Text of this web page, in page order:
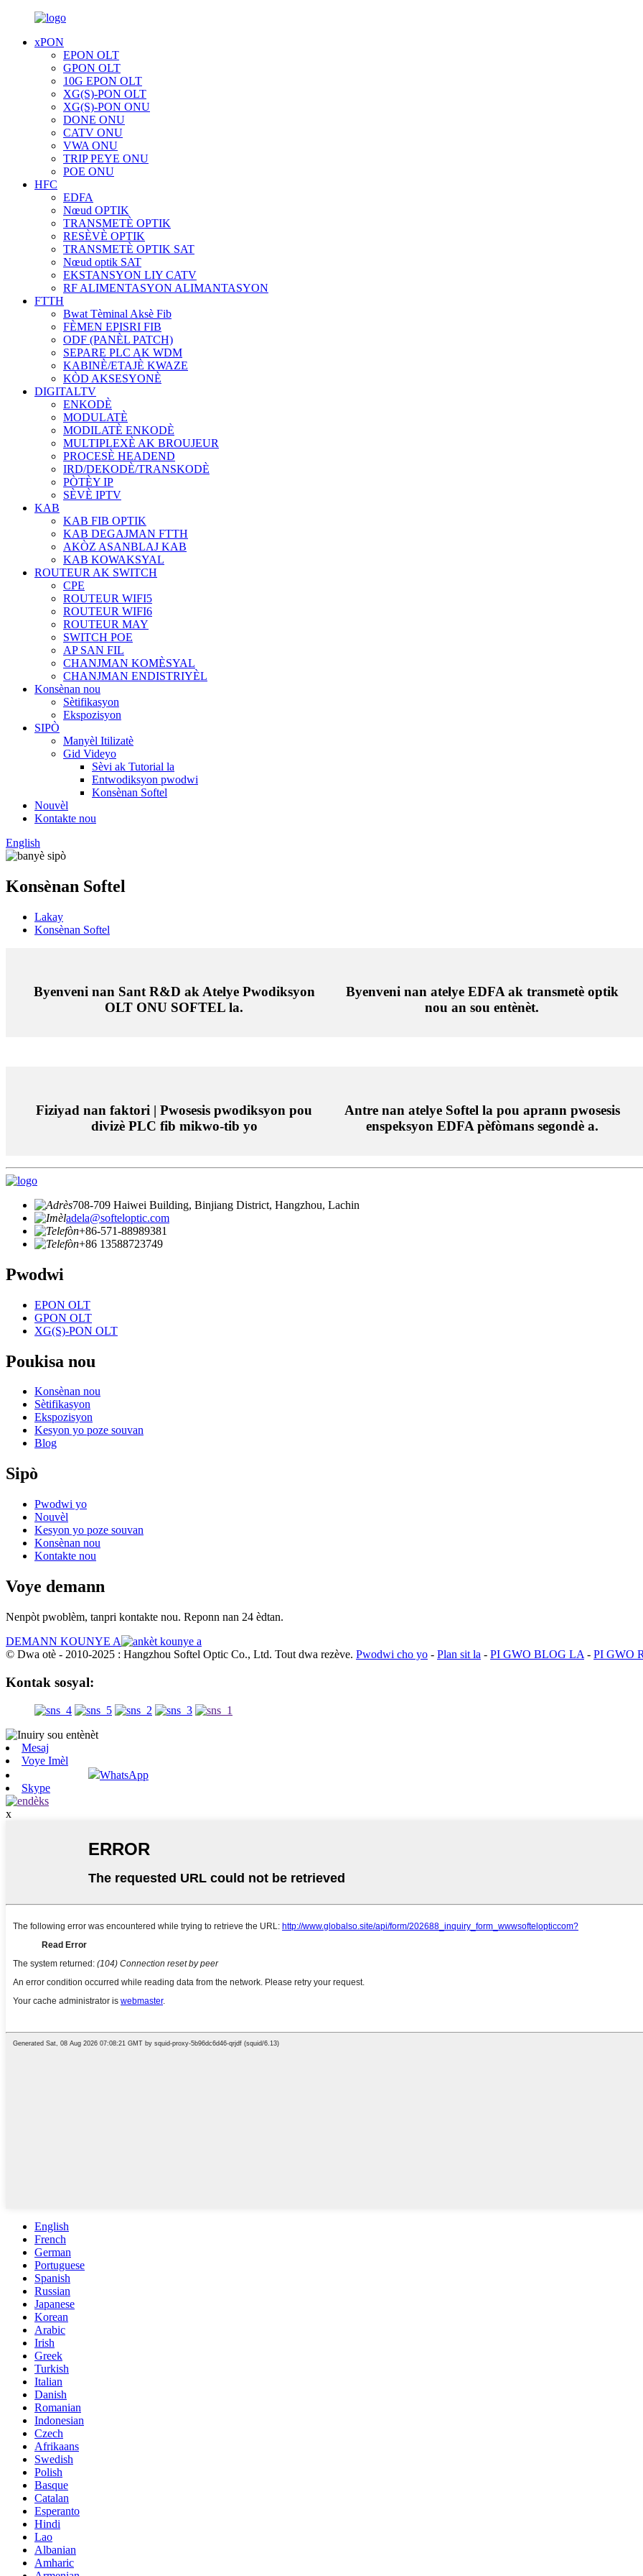
xPON
EPON OLT
GPON OLT
10G EPON OLT
XG(S)-PON OLT
XG(S)-PON ONU
DONE ONU
CATV ONU
VWA ONU
TRIP PEYE ONU
POE ONU
HFC
EDFA
Nœud OPTIK
TRANSMETÈ OPTIK
RESÈVÈ OPTIK
TRANSMETÈ OPTIK SAT
Nœud optik SAT
EKSTANSYON LIY CATV
RF ALIMENTASYON ALIMANTASYON
FTTH
Bwat Tèminal Aksè Fib
FÈMEN EPISRI FIB
ODF (PANÈL PATCH)
SEPARE PLC AK WDM
KABINÈ/ETAJÈ KWAZE
KÒD AKSESYONÈ
DIGITALTV
ENKODÈ
MODULATÈ
MODILATÈ ENKODÈ
MULTIPLEXÈ AK BROUJEUR
PROCESÈ HEADEND
IRD/DEKODÈ/TRANSKODÈ
PÒTÈY IP
SÈVÈ IPTV
KAB
KAB FIB OPTIK
KAB DEGAJMAN FTTH
AKÒZ ASANBLAJ KAB
KAB KOWAKSYAL
ROUTEUR AK SWITCH
CPE
ROUTEUR WIFI5
ROUTEUR WIFI6
ROUTEUR MAY
SWITCH POE
AP SAN FIL
CHANJMAN KOMÈSYAL
CHANJMAN ENDISTRIYÈL
Konsènan nou
Sètifikasyon
Ekspozisyon
SIPÒ
Manyèl Itilizatè
Gid Videyo
Sèvi ak Tutorial la
Entwodiksyon pwodwi
Konsènan Softel
Nouvèl
Kontakte nou
English
Konsènan Softel
Lakay
Konsènan Softel
Byenveni nan Sant R&D ak Atelye Pwodiksyon
OLT ONU SOFTEL la.
Byenveni nan atelye EDFA ak transmetè optik
nou an sou entènèt.
Fiziyad nan faktori | Pwosesis pwodiksyon pou
divizè PLC fib mikwo-tib yo
Antre nan atelye Softel la pou aprann pwosesis
enspeksyon EDFA pèfòmans segondè a.
708-709 Haiwei Building, Binjiang District, Hangzhou, Lachin
adela@softeloptic.com
+86-571-88989381
+86 13588723749
Pwodwi
EPON OLT
GPON OLT
XG(S)-PON OLT
Poukisa nou
Konsènan nou
Sètifikasyon
Ekspozisyon
Kesyon yo poze souvan
Blog
Sipò
Pwodwi yo
Nouvèl
Kesyon yo poze souvan
Konsènan nou
Kontakte nou
Voye demann
Nenpòt pwoblèm, tanpri kontakte nou. Reponn nan 24 èdtan.
DEMANN KOUNYE A
© Dwa otè - 2010-2025 : Hangzhou Softel Optic Co., Ltd. Tout dwa rezève. Pwodwi cho yo - Plan sit la - PI GWO BLOG LA - PI GWO
Kontak sosyal:
Mesaj
Voye Imèl
WhatsApp
Skype
x
English
French
German
Portuguese
Spanish
Russian
Japanese
Korean
Arabic
Irish
Greek
Turkish
Italian
Danish
Romanian
Indonesian
Czech
Afrikaans
Swedish
Polish
Basque
Catalan
Esperanto
Hindi
Lao
Albanian
Amharic